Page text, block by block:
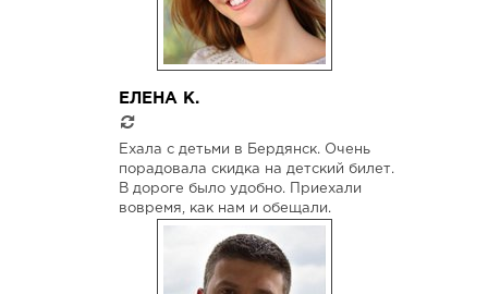
ЕЛЕНА К.
Ехала с детьми в Бердянск. Очень
порадовала скидка на детский билет.
В дороге было удобно. Приехали
вовремя, как нам и обещали.